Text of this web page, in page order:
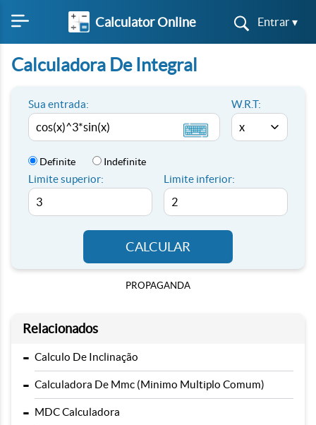
Calculator Online Entrar ▾
Calculadora De Integral
Sua entrada: W.R.T:
Definite Indefinite
Limite superior: Limite inferior:
CALCULAR
PROPAGANDA
Relacionados
- Calculo De Inclinação
- Calculadora De Mmc (Minimo Multiplo Comum)
- MDC Calculadora